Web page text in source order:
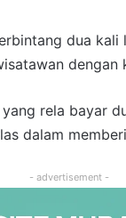
dua
rela bayar
dalam
- advertisement -